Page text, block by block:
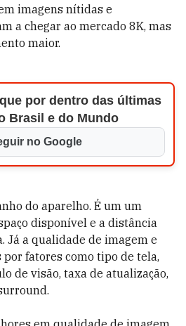
imagens nítidas e
a chegar ao mercado 8K, mas
maior.
por dentro das últimas
Brasil e do Mundo
no Google
do aparelho. É um um
disponível e a distância
Já a qualidade de imagem e
fatores como tipo de tela,
de visão, taxa de atualização,